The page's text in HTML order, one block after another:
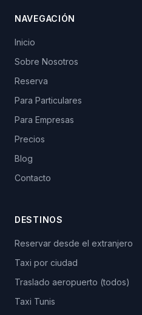
NAVEGACIÓN
Inicio
Sobre Nosotros
Reserva
Para Particulares
Para Empresas
Precios
Blog
Contacto
DESTINOS
Reservar desde el extranjero
Taxi por ciudad
Traslado aeropuerto (todos)
Taxi Tunis